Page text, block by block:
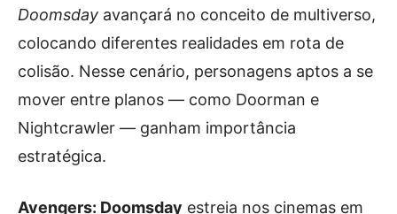
Doomsday avançará no conceito de multiverso,
colocando diferentes realidades em rota de
colisão. Nesse cenário, personagens aptos a se
mover entre planos — como Doorman e
Nightcrawler — ganham importância
estratégica.
Avengers: Doomsday estreia nos cinemas em